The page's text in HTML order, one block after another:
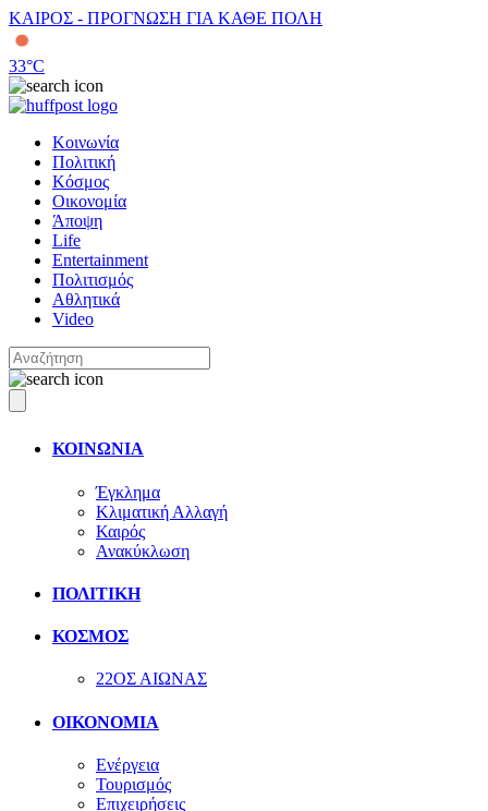
ΚΑΙΡΟΣ - ΠΡΟΓΝΩΣΗ ΓΙΑ ΚΑΘΕ ΠΟΛΗ
33°C
Κοινωνία
Πολιτική
Κόσμος
Οικονομία
Άποψη
Life
Entertainment
Πολιτισμός
Αθλητικά
Video
ΚΟΙΝΩΝΙΑ
Έγκλημα
Κλιματική Αλλαγή
Καιρός
Ανακύκλωση
ΠΟΛΙΤΙΚΗ
ΚΟΣΜΟΣ
22ΟΣ ΑΙΩΝΑΣ
ΟΙΚΟΝΟΜΙΑ
Ενέργεια
Τουρισμός
Επιχειρήσεις